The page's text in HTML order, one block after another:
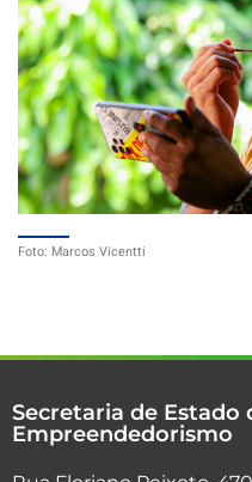
Foto: Marcos Vicentti
Secretaria de Estado
Empreendedorismo